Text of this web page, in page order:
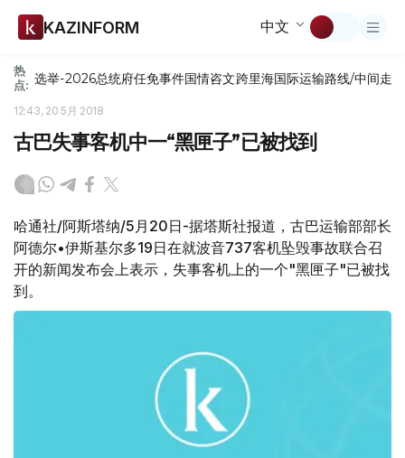
KAZINFORM 中文
热
点: 选举-2026总统府任免事件国情咨文跨里海国际运输路线/中间走廊
12:43, 20 5月 2018
古巴失事客机中一“黑匣子”已被找到
哈通社/阿斯塔纳/5月20日-据塔斯社报道，古巴运输部部长
阿德尔•伊斯基尔多19日在就波音737客机坠毁事故联合召
开的新闻发布会上表示，失事客机上的一个"黑匣子"已被找
到。